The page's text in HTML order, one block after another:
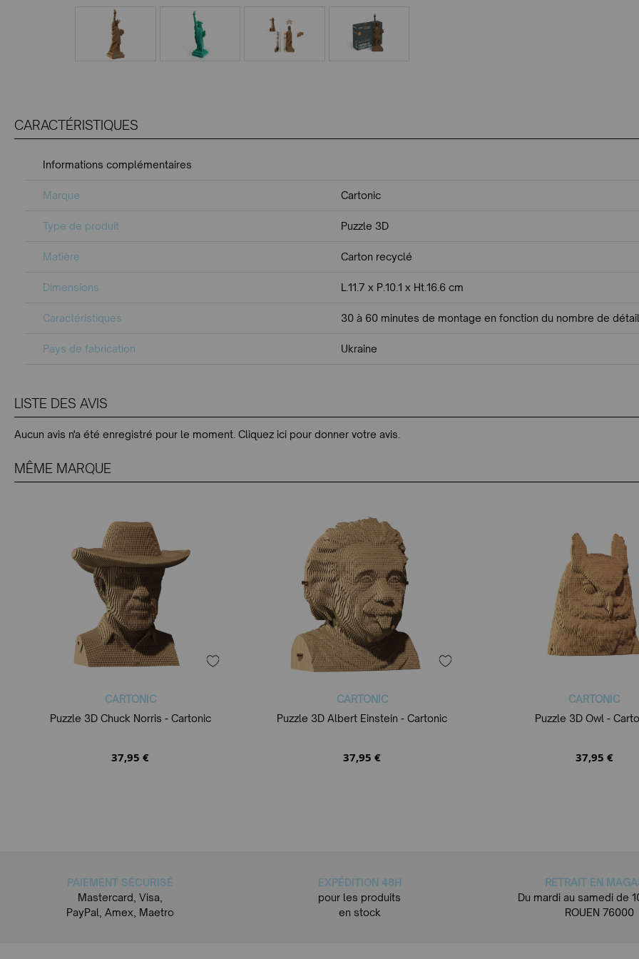
CARACTÉRISTIQUES
Informations complémentaires
Marque Cartonic
Type de produit Puzzle 3D
Matière Carton recyclé
Dimensions L.11.7 x P.10.1 x Ht.16.6 cm
Caractéristiques 30 à 60 minutes de montage en fonction du nombre de
Pays de fabrication Ukraine
LISTE DES AVIS
Aucun avis n'a été enregistré pour le moment. Cliquez ici pour donner votre avis.
MÊME MARQUE
CARTONIC
Puzzle 3D Chuck Norris - Cartonic
37,95 €
CARTONIC
Puzzle 3D Albert Einstein - Cartonic
37,95 €
CARTONIC
Puzzle 3D Owl -
37,95 €
PAIEMENT SÉCURISÉ
Mastercard, Visa,
PayPal, Amex, Maetro
EXPÉDITION 48H
pour les produits
en stock
RETRAIT EN
Du mardi au samedi de
ROUEN 76000